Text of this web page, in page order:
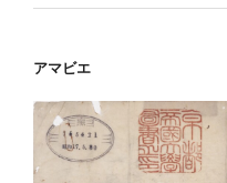
アマビエ